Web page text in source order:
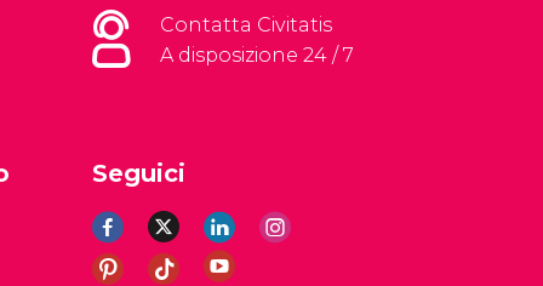
Contatta Civitatis
A disposizione 24 / 7
Seguici